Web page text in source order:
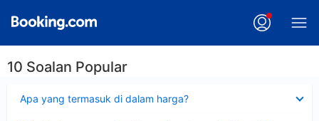
10 Soalan Popular
Apa yang termasuk di dalam harga?